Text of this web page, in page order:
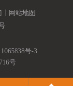
网站地图
号-3
号